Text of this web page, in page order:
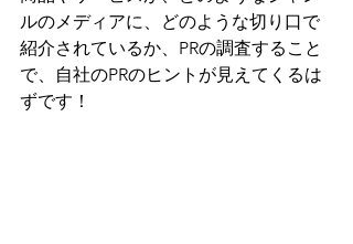
ルのメディアに、どのような切り口で
紹介されているか、PRの調査すること
で、自社のPRのヒントが見えてくるは
ずです！